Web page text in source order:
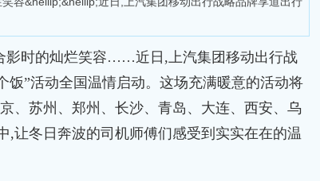
时的灿烂笑容……近日,上汽集团移动出行战
饭”活动全国温情启动。这场充满暖意的活动将
、苏州、郑州、长沙、青岛、大连、西安、乌
让冬日奔波的司机师傅们感受到实实在在的温